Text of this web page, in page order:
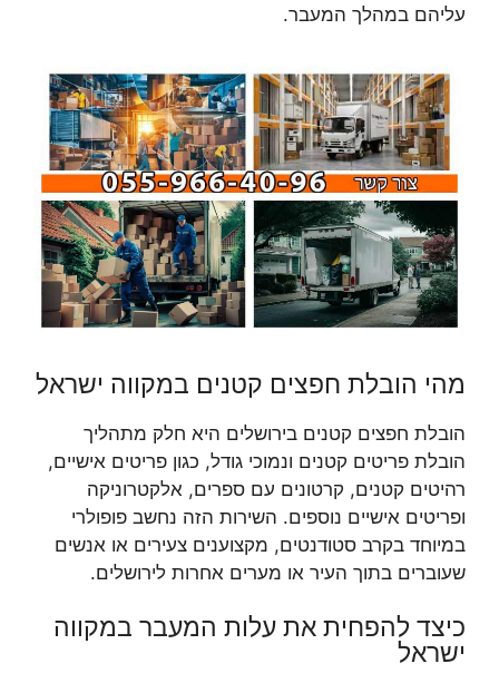
עליהם במהלך המעבר.
מהי הובלת חפצים קטנים במקווה ישראל
הובלת חפצים קטנים בירושלים היא חלק מתהליך
הובלת פריטים קטנים ונמוכי גודל, כגון פריטים אישיים,
רהיטים קטנים, קרטונים עם ספרים, אלקטרוניקה
ופריטים אישיים נוספים. השירות הזה נחשב פופולרי
במיוחד בקרב סטודנטים, מקצוענים צעירים או אנשים
שעוברים בתוך העיר או מערים אחרות לירושלים.
כיצד להפחית את עלות המעבר במקווה
ישראל